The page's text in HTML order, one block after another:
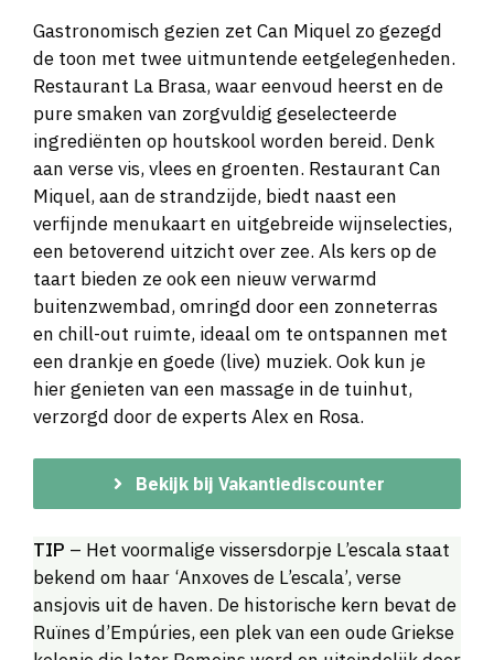
Gastronomisch gezien zet Can Miquel zo gezegd
de toon met twee uitmuntende eetgelegenheden.
Restaurant La Brasa, waar eenvoud heerst en de
pure smaken van zorgvuldig geselecteerde
ingrediënten op houtskool worden bereid. Denk
aan verse vis, vlees en groenten. Restaurant Can
Miquel, aan de strandzijde, biedt naast een
verfijnde menukaart en uitgebreide wijnselecties,
een betoverend uitzicht over zee. Als kers op de
taart bieden ze ook een nieuw verwarmd
buitenzwembad, omringd door een zonneterras
en chill-out ruimte, ideaal om te ontspannen met
een drankje en goede (live) muziek. Ook kun je
hier genieten van een massage in de tuinhut,
verzorgd door de experts Alex en Rosa.
Bekijk bij Vakantiediscounter
TIP – Het voormalige vissersdorpje L’escala staat
bekend om haar ‘Anxoves de L’escala’, verse
ansjovis uit de haven. De historische kern bevat de
Ruïnes d’Empúries, een plek van een oude Griekse